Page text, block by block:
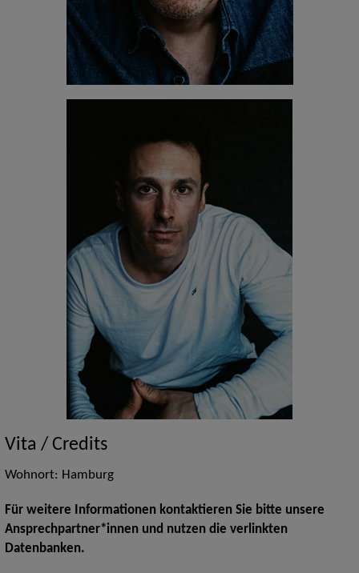
Vita / Credits
Wohnort: Hamburg
Für weitere Informationen kontaktieren Sie bitte unsere
Ansprechpartner*innen und nutzen die verlinkten
Datenbanken.